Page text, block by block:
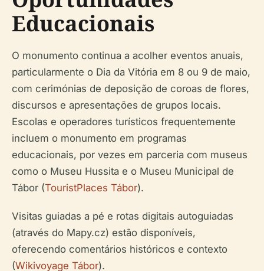
Educacionais
O monumento continua a acolher eventos anuais,
particularmente o Dia da Vitória em 8 ou 9 de maio,
com cerimónias de deposição de coroas de flores,
discursos e apresentações de grupos locais.
Escolas e operadores turísticos frequentemente
incluem o monumento em programas
educacionais, por vezes em parceria com museus
como o Museu Hussita e o Museu Municipal de
Tábor (TouristPlaces Tábor).
Visitas guiadas a pé e rotas digitais autoguiadas
(através do Mapy.cz) estão disponíveis,
oferecendo comentários históricos e contexto
(Wikivoyage Tábor).